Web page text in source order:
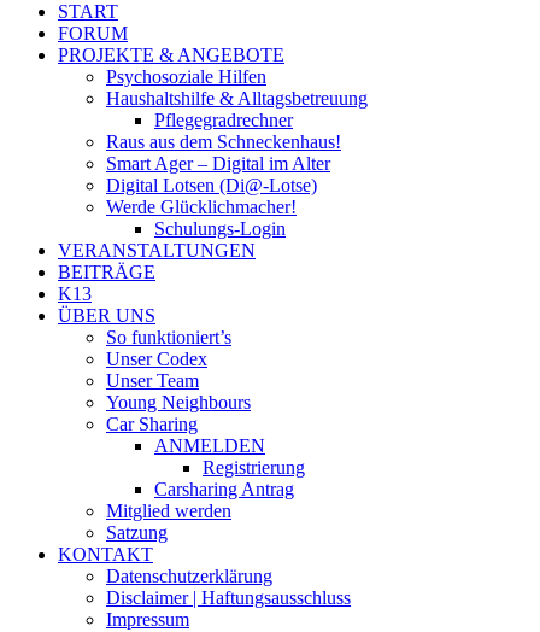
START
FORUM
PROJEKTE & ANGEBOTE
Psychosoziale Hilfen
Haushaltshilfe & Alltagsbetreuung
Pflegegradrechner
Raus aus dem Schneckenhaus!
Smart Ager – Digital im Alter
Digital Lotsen (Di@-Lotse)
Werde Glücklichmacher!
Schulungs-Login
VERANSTALTUNGEN
BEITRÄGE
K13
ÜBER UNS
So funktioniert’s
Unser Codex
Unser Team
Young Neighbours
Car Sharing
ANMELDEN
Registrierung
Carsharing Antrag
Mitglied werden
Satzung
KONTAKT
Datenschutzerklärung
Disclaimer | Haftungsausschluss
Impressum